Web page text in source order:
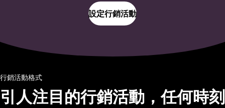
設定行銷活動
行銷活動格式
引人注目的行銷活動，任何時刻